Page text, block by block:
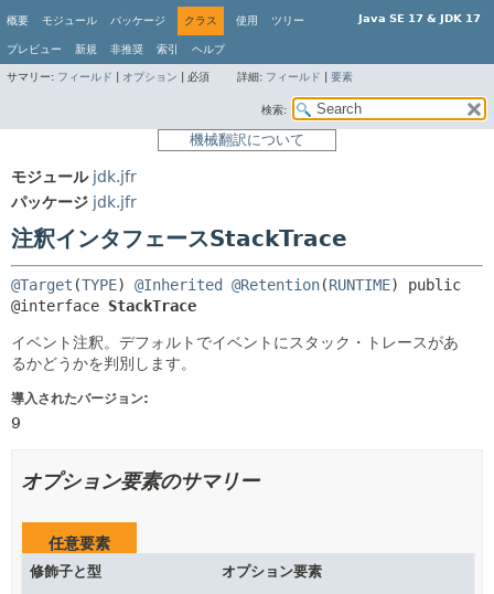
Java SE 17 & JDK 17
概要 モジュール パッケージ クラス 使用 ツリー
プレビュー 新規 非推奨 索引 ヘルプ
サマリー: フィールド オプション 必須 詳細: フィールド 要素
検索:
機械翻訳について
モジュール jdk.jfr
パッケージ jdk.jfr
注釈インタフェースStackTrace
@Target (TYPE) @Inherited @Retention(RUNTIME) public
@interface StackTrace
イベント注釈。デフォルトでイベントにスタック・トレースがあ
るかどうかを判別します。
導入されたバージョン:
9
オプション要素のサマリー
任意要素
修飾子と型
オプション要素